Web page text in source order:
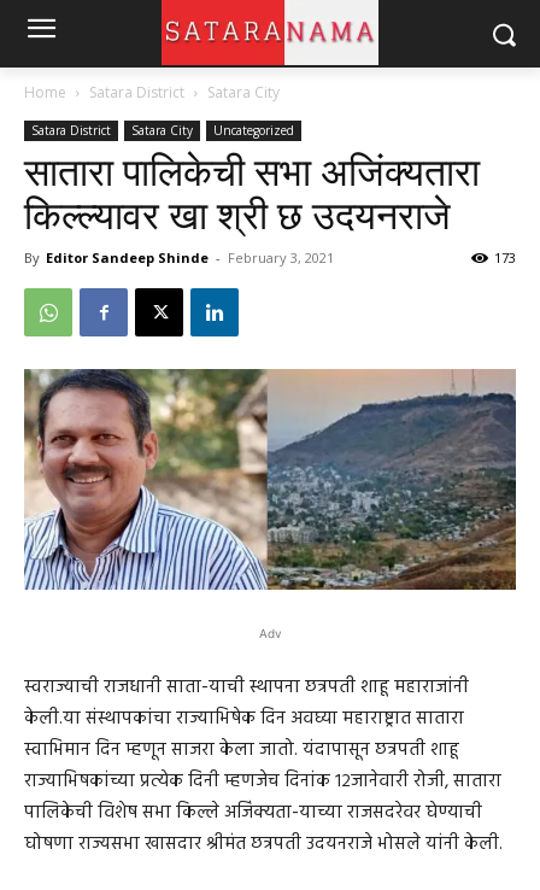
Home Satara District Satara City
Satara District Satara City Uncategorized
सातारा पालिकेची सभा अजिंक्यतारा
किल्ल्यावर खा श्री छ उदयनराजे
By Editor Sandeep Shinde - February 3, 2021 173
Adv
स्वराज्याची राजधानी साता-याची स्थापना छत्रपती शाहू महाराजांनी
केली.या संस्थापकांचा राज्याभिषेक दिन अवघ्या महाराष्ट्रात सातारा
स्वाभिमान दिन म्हणून साजरा केला जातो. यंदापासून छत्रपती शाहू
राज्याभिषकांच्या प्रत्येक दिनी म्हणजेच दिनांक १२जानेवारी रोजी, सातारा
पालिकेची विशेष सभा किल्ले अजिंक्यता-याच्या राजसदरेवर घेण्याची
घोषणा राज्यसभा खासदार श्रीमंत छत्रपती उदयनराजे भोसले यांनी केली.